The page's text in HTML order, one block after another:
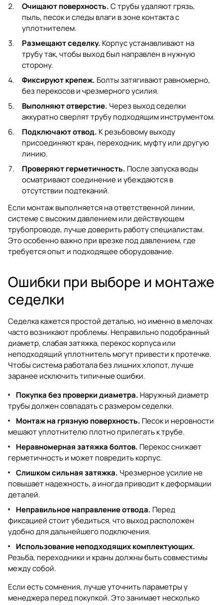
Очищают поверхность.С трубы удаляют грязь,
пыль, песок и следы влаги в зоне контакта с
уплотнителем.
Размещают седелку. Корпус устанавливают на
трубу так, чтобы выход был направлен в нужную
сторону.
Фиксируют крепеж. Болты затягивают равномерно,
без перекосов и чрезмерного усилия.
Выполняют отверстие. Через выход седелки
аккуратно сверлят трубу подходящим инструментом.
Подключают отвод. К резьбовому выходу
присоединяют кран, переходник, муфту или другую
линию.
Проверяют герметичность. После запуска воды
осматривают соединение и убеждаются в
отсутствии подтеканий.
Если монтаж выполняется на ответственной линии,
системе с высоким давлением или действующем
трубопроводе, лучше доверить работу специалистам.
Это особенно важно при врезке под давлением, где
требуется опыт и подходящее оборудование.
Ошибки при выборе и монтаже
седелки
Седелка кажется простой деталью, но именно в мелочах
часто возникают проблемы. Неправильно подобранный
диаметр, слабая затяжка, перекос корпуса или
неподходящий уплотнитель могут привести к протечке.
Чтобы система работала без лишних хлопот, лучше
заранее исключить типичные ошибки.
Покупка без проверки диаметра. Наружный диаметр
трубы должен совпадать с размером седелки.
Монтаж на грязную поверхность. Песок и неровности
мешают уплотнителю плотно прилегать к трубе.
Неравномерная затяжка болтов. Перекос снижает
герметичность и может повредить корпус.
Слишком сильная затяжка. Чрезмерное усилие не
повышает надежность, а иногда приводит к деформации
деталей.
Неправильное направление отвода. Перед
фиксацией стоит убедиться, что выход расположен
удобно для дальнейшего подключения.
Использование неподходящих комплектующих.
Резьба, переходники и краны должны быть совместимы
между собой.
Если есть сомнения, лучше уточнить параметры у
менеджера перед покупкой. Это занимает несколько